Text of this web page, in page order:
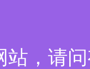
站，请